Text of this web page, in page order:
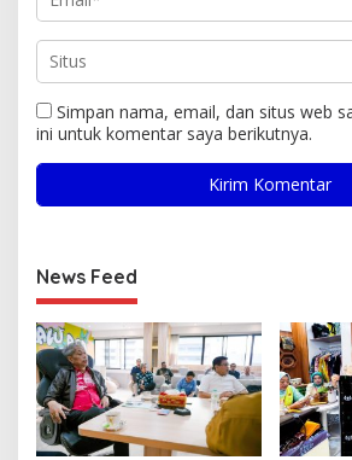
Simpan nama, email, dan situs web
ini untuk komentar saya berikutnya.
News Feed